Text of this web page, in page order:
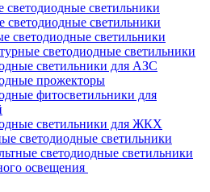
светильники
светодиодные светильники
светодиодные светильники
светодиодные светильники
светильники для АЗС
прожекторы
фитосветильники для
светильники для ЖКХ
светодиодные светильники
светодиодные светильники
освещения